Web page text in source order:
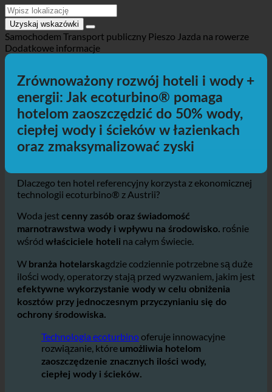
Uzyskaj wskazówki
Dodatkowe informacje
Zrównoważony rozwój hoteli i wody +
energii: Jak ecoturbino® pomaga
hotelom zaoszczędzić do 50% wody,
oraz zmaksymalizować zyski
Dlaczego ten hotel referencyjny korzysta z ekonomicznej
technologii ecoturbino® z Austrii?
Woda jestcenny zasób oraz świadomość
marnotrawstwa wody i wpływu na środowisko.
rośnie
wśród
właściciele hoteli na całym świecie.
Wbranża hotelarskagdzie codziennie potrzebne są duże
ilości wody, operatorzy stają przed wyzwaniem, jakim jest
efektywne wykorzystanie wody w celu obniżenia
kosztów przy jednoczesnym przyczynianiu się do
ochrony środowiska.
Technologia ecoturbinooferuje innowacyjne
rozwiązanie, któreumożliwia hotelom